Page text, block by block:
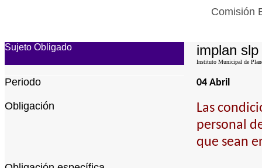
Comisión
Sujeto Obligado implan slp
Instituto Municipal de
Periodo 04 Abril
Obligación
Las
personal
que sean